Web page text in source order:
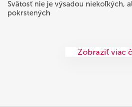
Svätosť nie je výsadou niekoľkých,
pokrstených
Zobraziť viac